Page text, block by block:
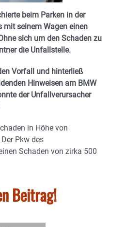
beim Parken in der
mit seinem Wagen einen
sich um den Schaden zu
die Unfallstelle.
Vorfall und hinterließ
Hinweisen am BMW
der Unfallverursacher
in Höhe von
Pkw des
Schaden von zirka 500
Beitrag!